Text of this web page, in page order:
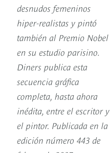
desnudos femeninos
hiper-realistas y pintó
también al Premio Nobel
en su estudio parisino.
Diners publica esta
secuencia gráfica
completa, hasta ahora
inédita, entre el escritor y
el pintor. Publicada en la
edición número 443 de